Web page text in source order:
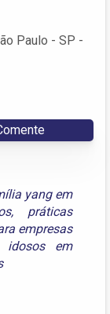
Paulo - SP -
yang em
, práticas
empresas
em